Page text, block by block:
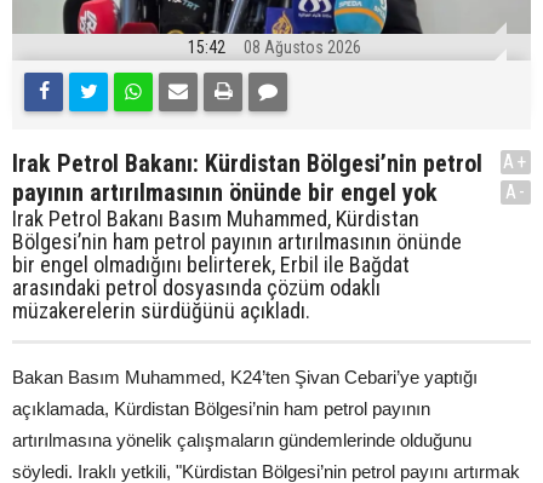
15:42 08 Ağustos 2026
Irak Petrol Bakanı: Kürdistan Bölgesi’nin petrol
payının artırılmasının önünde bir engel yok
Irak Petrol Bakanı Basım Muhammed, Kürdistan
Bölgesi’nin ham petrol payının artırılmasının önünde
bir engel olmadığını belirterek, Erbil ile Bağdat
arasındaki petrol dosyasında çözüm odaklı
müzakerelerin sürdüğünü açıkladı.
A+
A-
Bakan Basım Muhammed, K24’ten Şivan Cebari’ye yaptığı
açıklamada, Kürdistan Bölgesi’nin ham petrol payının
artırılmasına yönelik çalışmaların gündemlerinde olduğunu
söyledi. Iraklı yetkili, "Kürdistan Bölgesi’nin petrol payını artırmak